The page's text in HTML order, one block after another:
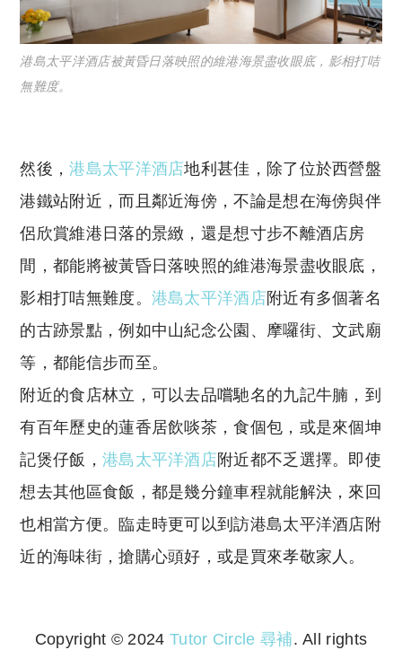
港島太平洋酒店被黃昏日落映照的維港海景盡收眼底，影相打咭
無難度。
然後，港島太平洋酒店地利甚佳，除了位於西營盤
港鐵站附近，而且鄰近海傍，不論是想在海傍與伴
侶欣賞維港日落的景緻，還是想寸步不離酒店房
間，都能將被黃昏日落映照的維港海景盡收眼底，
影相打咭無難度。 港島太平洋酒店 附近有多個著名
的古跡景點，例如中山紀念公園、摩囉街、文武廟
等，都能信步而至。
附近的食店林立，可以去品嚐馳名的九記牛腩，到
有百年歷史的蓮香居飲啖茶，食個包，或是來個坤
記煲仔飯， 港島太平洋酒店 附近都不乏選擇。即使
想去其他區食飯，都是幾分鐘車程就能解決，來回
也相當方便。臨走時更可以到訪港島太平洋酒店附
近的海味街，搶購心頭好，或是買來孝敬家人。
Copyright © 2024 Tutor Circle 尋補. All rights